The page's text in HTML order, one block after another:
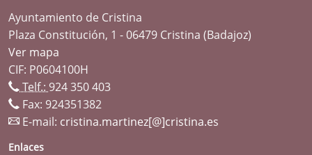
Ayuntamiento de Cristina
Plaza Constitución, 1 - 06479 Cristina (Badajoz)
Ver mapa
CIF: P0604100H
Telf.: 924 350 403
Fax: 924351382
E-mail: cristina.martinez[@]cristina.es
Enlaces